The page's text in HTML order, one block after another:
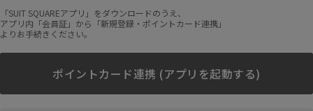
「SUIT SQUAREアプリ」をダウンロードのうえ、
アプリ内「会員証」から「新規登録・ポイントカード連携」
よりお手続きください。
ポイントカード連携 (アプリを起動する)